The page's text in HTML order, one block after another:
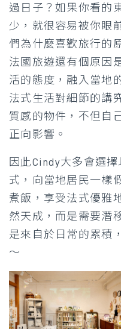
過日子？如果你看的
少，就很容易被你眼
們為什麼喜歡旅行的
法國旅遊還有個原因
活的態度，融入當地
法式生活對細節的講
質感的物件，不但自
正向影響。
因此Cindy大多會選
式，向當地居民一樣
煮飯，享受法式優雅
然天成，而是需要潛
是來自於日常的累積
～